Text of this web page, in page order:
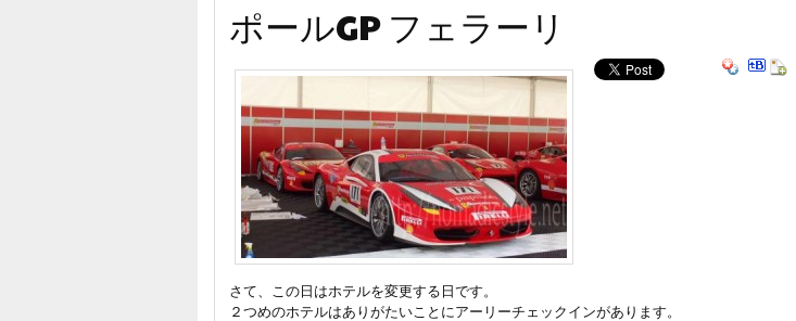
ポールGP フェラーリ
さて、この日はホテルを変更する日です。
２つめのホテルはありがたいことにアーリーチェックインがあります。